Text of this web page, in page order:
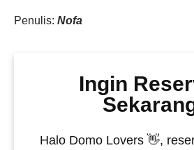
Penulis: Nofa
Ingin
Halo Domo Lovers 👋,